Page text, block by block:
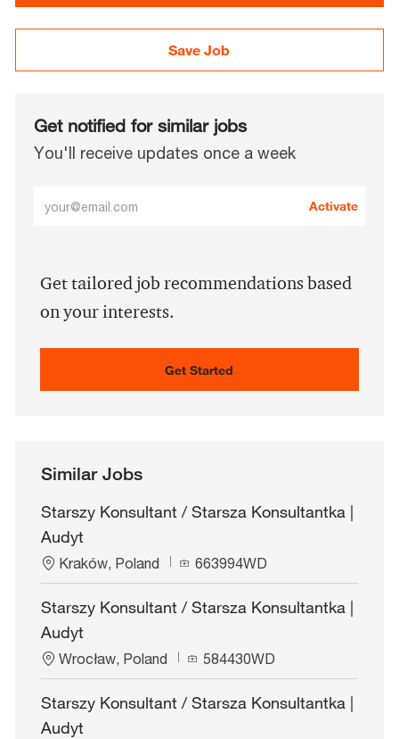
Save Job
Get notified for similar jobs
You'll receive updates once a week
(Required)
Activate
Get tailored job recommendations based
on your interests.
Get Started
Similar Jobs
Starszy Konsultant / Starsza Konsultantka |
Audyt
L
o
c
a
t
o
Kraków, Poland
J
o
I
663994WD
Starszy Konsultant / Starsza Konsultantka |
Audyt
L
o
c
a
t
Wrocław, Poland
J
o
b
I
584430WD
Starszy Konsultant / Starsza Konsultantka |
Audyt